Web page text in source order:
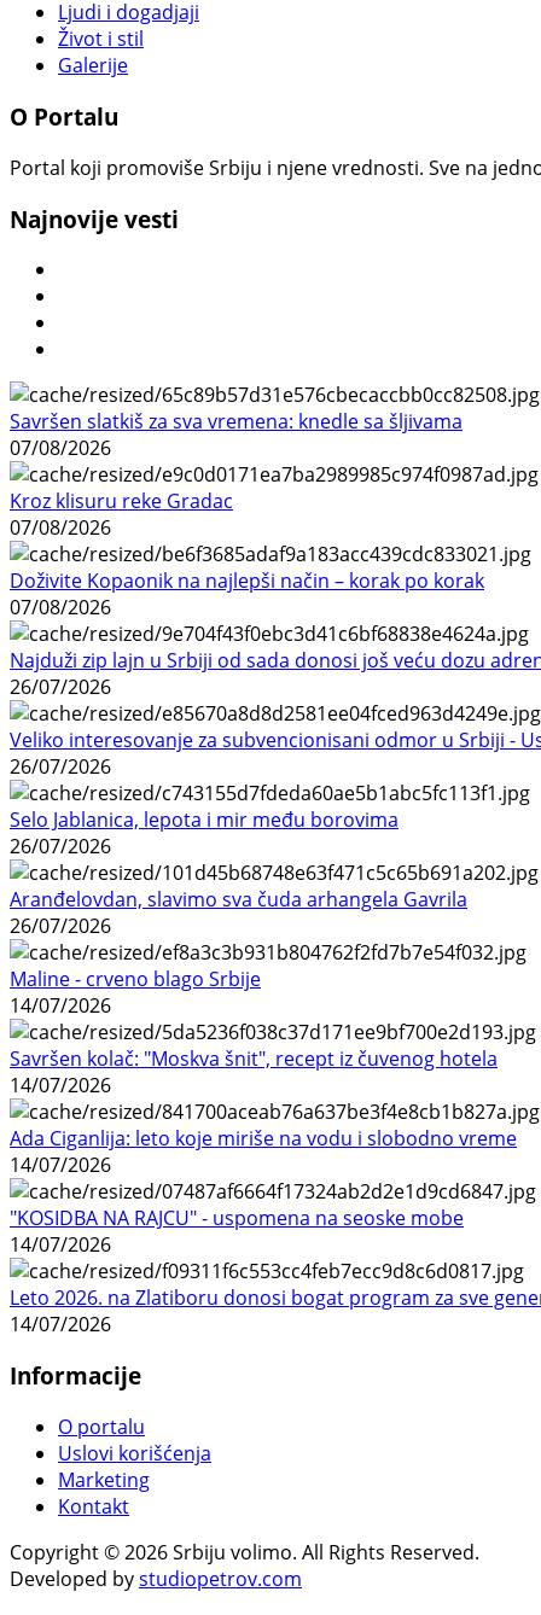
Ljudi i dogadjaji
Život i stil
Galerije
O Portalu
Portal koji promoviše Srbiju i njene vrednosti. Sve na
Najnovije vesti
Savršen slatkiš za sva vremena: knedle sa šljivama
07/08/2026
Kroz klisuru reke Gradac
07/08/2026
Doživite Kopaonik na najlepši način – korak po korak
07/08/2026
Najduži zip lajn u Srbiji od sada donosi još veću dozu
26/07/2026
Veliko interesovanje za subvencionisani odmor u Srbiji -
26/07/2026
Selo Jablanica, lepota i mir među borovima
26/07/2026
Aranđelovdan, slavimo sva čuda arhangela Gavrila
26/07/2026
Maline - crveno blago Srbije
14/07/2026
Savršen kolač: "Moskva šnit", recept iz čuvenog hotela
14/07/2026
Ada Ciganlija: leto koje miriše na vodu i slobodno vreme
14/07/2026
"KOSIDBA NA RAJCU" - uspomena na seoske mobe
14/07/2026
Leto 2026. na Zlatiboru donosi bogat program za sve
14/07/2026
Informacije
O portalu
Uslovi korišćenja
Marketing
Kontakt
Copyright © 2026 Srbiju volimo. All Rights Reserved.
Developed bystudiopetrov.com